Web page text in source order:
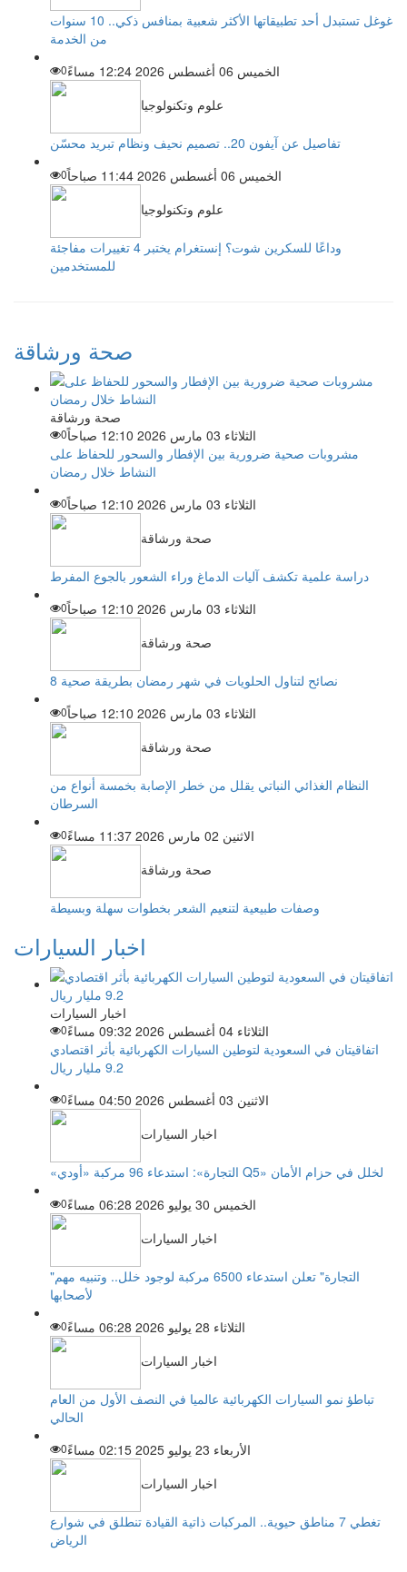
غوغل تستبدل أحد تطبيقاتها الأكثر شعبية بمنافس ذكي.. 10 سنوات
من الخدمة
الخميس 06 أغسطس 2026 12:24 مساءً
0
علوم وتكنولوجيا
تفاصيل عن آيفون 20.. تصميم نحيف ونظام تبريد محسّن
الخميس 06 أغسطس 2026 11:44 صباحاً
0
علوم وتكنولوجيا
وداعًا للسكرين شوت؟ إنستغرام يختبر 4 تغييرات مفاجئة
للمستخدمين
صحة ورشاقة
صحة ورشاقة
الثلاثاء 03 مارس 2026 12:10 صباحاً
0
مشروبات صحية ضرورية بين الإفطار والسحور للحفاظ على
النشاط خلال رمضان
الثلاثاء 03 مارس 2026 12:10 صباحاً
0
صحة ورشاقة
دراسة علمية تكشف آليات الدماغ وراء الشعور بالجوع المفرط
الثلاثاء 03 مارس 2026 12:10 صباحاً
0
صحة ورشاقة
8 نصائح لتناول الحلويات في شهر رمضان بطريقة صحية
الثلاثاء 03 مارس 2026 12:10 صباحاً
0
صحة ورشاقة
النظام الغذائي النباتي يقلل من خطر الإصابة بخمسة أنواع من
السرطان
الاثنين 02 مارس 2026 11:37 مساءً
0
صحة ورشاقة
وصفات طبيعية لتنعيم الشعر بخطوات سهلة وبسيطة
اخبار السيارات
اخبار السيارات
الثلاثاء 04 أغسطس 2026 09:32 مساءً
0
اتفاقيتان في السعودية لتوطين السيارات الكهربائية بأثر اقتصادي
9.2 مليار ريال
الاثنين 03 أغسطس 2026 04:50 مساءً
0
اخبار السيارات
«التجارة»: استدعاء 96 مركبة «أودي Q5» لخلل في حزام الأمان
الخميس 30 يوليو 2026 06:28 مساءً
0
اخبار السيارات
"التجارة" تعلن استدعاء 6500 مركبة لوجود خلل.. وتنبيه مهم
لأصحابها
الثلاثاء 28 يوليو 2026 06:28 مساءً
0
اخبار السيارات
تباطؤ نمو السيارات الكهربائية عالميا في النصف الأول من العام
الحالي
الأربعاء 23 يوليو 2025 02:15 مساءً
0
اخبار السيارات
تغطي 7 مناطق حيوية.. المركبات ذاتية القيادة تنطلق في شوارع
الرياض